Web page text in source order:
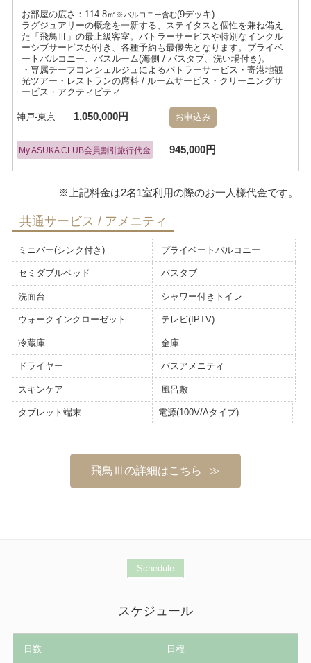
お部屋の広さ：114.8㎡ ※バルコニー含む(9デッキ)
ラグジュアリーの概念を一新する、ステイタスと個性を兼ね備え
た「飛鳥Ⅲ」の最上級客室。バトラーサービスや特別なインクル
ーシブサービスが付き、各種予約も最優先となります。プライベ
ートバルコニー、バスルーム(海側 / バスタブ、洗い場付き)。
・専属チーフコンシェルジュによるバトラーサービス・寄港地観
光ツアー・レストランの席料 / ルームサービス・クリーニングサ
ービス・アクティビティ
神戸-東京 1,050,000円 お申込み
My ASUKA CLUB会員割引旅行代金 945,000円
共通サービス / アメニティ
ミニバー(シンク付き) プライベートバルコニー
セミダブルベッド バスタブ
洗面台 シャワー付きトイレ
ウォークインクローゼット テレビ(IPTV)
冷蔵庫 金庫
ドライヤー バスアメニティ
スキンケア 風呂敷
タブレット端末 電源(100V/Aタイプ)
飛鳥Ⅲの詳細はこちら
Schedule
スケジュール
日数 日程